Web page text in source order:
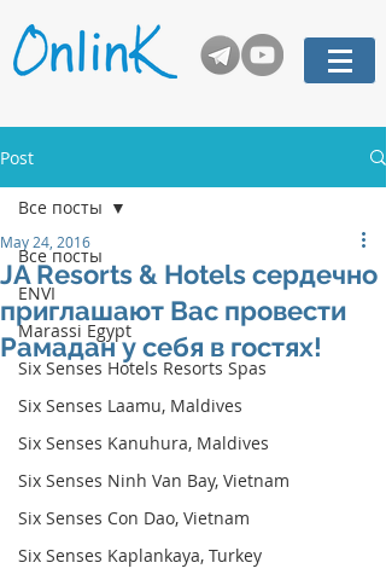
Post
Все посты
ENVI
Marassi Egypt
Six Senses Hotels Resorts Spas
Six Senses Laamu, Maldives
Six Senses Kanuhura, Maldives
Six Senses Ninh Van Bay, Vietnam
Six Senses Con Dao, Vietnam
Six Senses Kaplankaya, Turkey
Все посты
JA Resorts & Hotels сердечно
приглашают Вас провести
Рамадан у себя в гостях!
May 24, 2016